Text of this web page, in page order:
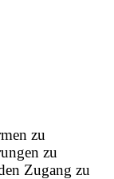
zu
zu
Zugang zu